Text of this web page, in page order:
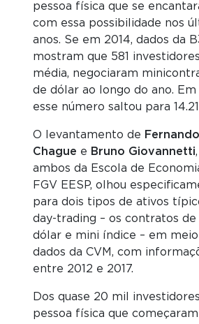
pessoa física que se
com essa possibilidade nos
anos. Se em 2014, dados da
mostram que 581
média, negociaram
de dólar ao longo do ano. Em
esse número saltou para
O levantamento de Fernando
Chague e Bruno Giovannetti,
ambos da Escola de
FGV EESP, olhou
para dois tipos de ativos
day-trading – os contratos de
dólar e mini índice – em meio
dados da CVM, com
entre 2012 e 2017.
Dos quase 20 mil investidores
pessoa física que começaram